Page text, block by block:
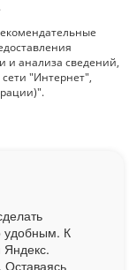
и анализа сведений,
"Интернет",
сайта гипер-ссылка
на сайте
по запросу
удобным. К
Яндекс.